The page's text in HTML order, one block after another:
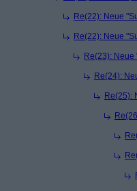
Re(22): Neue
Re(22): Neue
Re(23):
Re(24):
Re(25):